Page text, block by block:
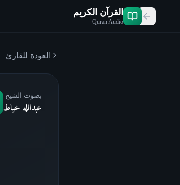
القرآن الكريم
Quran Audio
العودة للقارئ
بصوت الشيخ
عبدالله خياط